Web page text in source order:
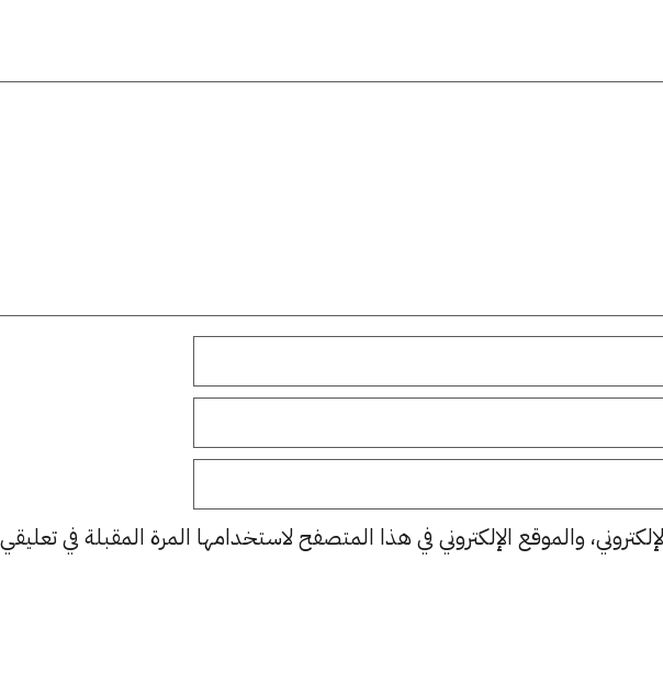
والموقع الإلكتروني في هذا المتصفح لاستخدامها المرة المقبلة في